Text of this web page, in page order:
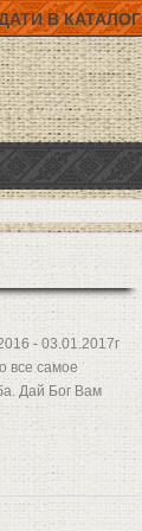
В КАТАЛОГ
- 03.01.2017г
все самое
Дай Бог Вам